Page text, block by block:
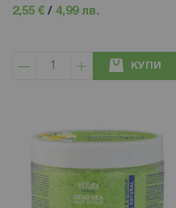
2,55 € / 4,99 лв.
КУПИ